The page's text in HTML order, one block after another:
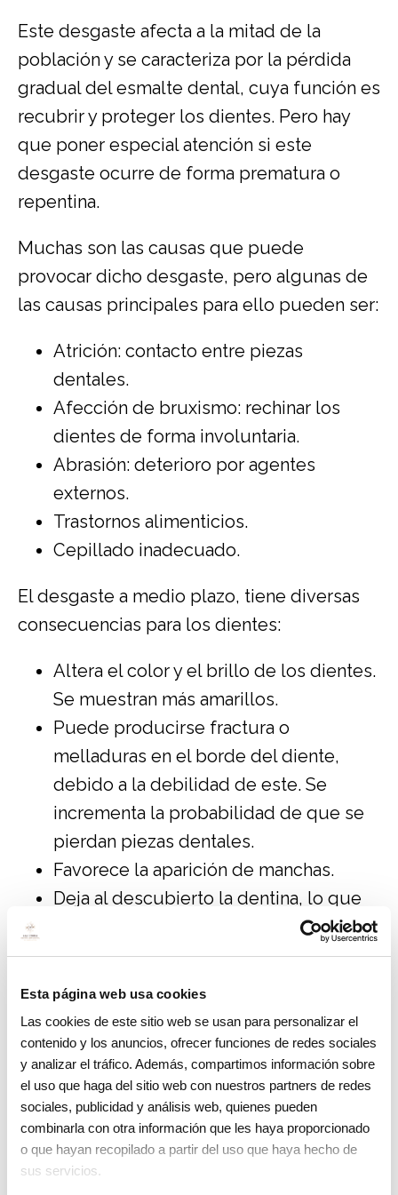
Esta página web usa cookies
Las cookies de este sitio web se usan para personalizar el
contenido y los anuncios, ofrecer funciones de redes sociales
y analizar el tráfico. Además, compartimos información sobre
el uso que haga del sitio web con nuestros partners de redes
sociales, publicidad y análisis web, quienes pueden
combinarla con otra información que les haya proporcionado
o que hayan recopilado a partir del uso que haya hecho de
sus servicios.
Este desgaste afecta a la mitad de la
población y se caracteriza por la pérdida
gradual del esmalte dental, cuya función es
recubrir y proteger los dientes. Pero hay
que poner especial atención si este
desgaste ocurre de forma prematura o
repentina.
Muchas son las causas que puede
provocar dicho desgaste, pero algunas de
las causas principales para ello pueden ser:
Atrición: contacto entre piezas
dentales.
Afección de bruxismo: rechinar los
dientes de forma involuntaria.
Abrasión: deterioro por agentes
externos.
Trastornos alimenticios.
Cepillado inadecuado.
El desgaste a medio plazo, tiene diversas
consecuencias para los dientes:
Altera el color y el brillo de los dientes.
Se muestran más amarillos.
Puede producirse fractura o
melladuras en el borde del diente,
debido a la debilidad de este. Se
incrementa la probabilidad de que se
pierdan piezas dentales.
Favorece la aparición de manchas.
Deja al descubierto la dentina, lo que
propicia la sensibilidad dental al azúcar,
el frío o el calor, causando dolor.
Favorece la aparición de infecciones
orales y la afección de las encías.
Prevención del desgaste del esmalte
dental
Aunque como hemos visto existen diversas
causas para que ocurra el desgaste dental,
ciertos hábitos diarios aumentan este